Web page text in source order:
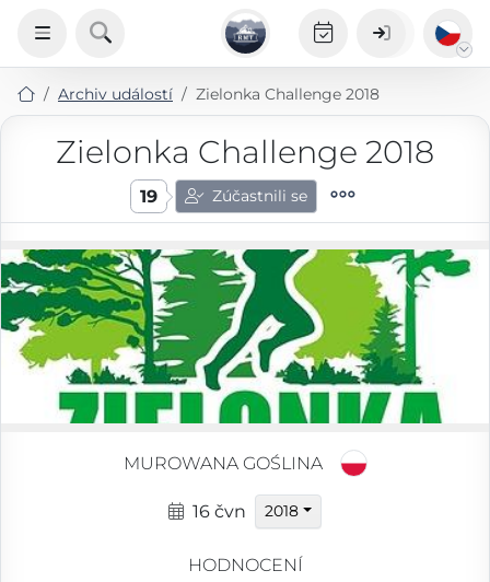
Archiv událostí Zielonka Challenge 2018
Zielonka Challenge 2018
19 Zúčastnili se
MUROWANA GOŚLINA
16 čvn 2018
HODNOCENÍ